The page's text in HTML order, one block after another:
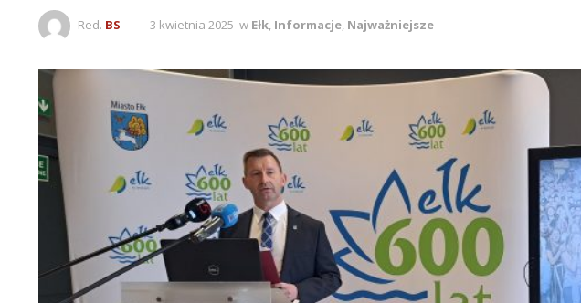
Red. BS 3 kwietnia 2025 w Ełk, Informacje, Najważniejsze